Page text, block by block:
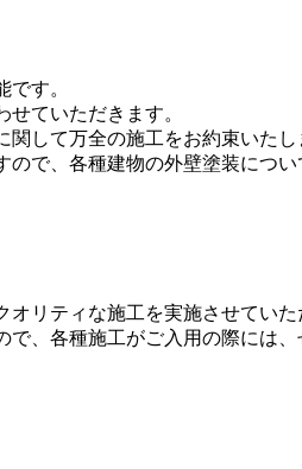
す。
ていただきます。
して万全の施工をお約束いたし
で、各種建物の外壁塗装につ
リティな施工を実施させていた
、各種施工がご入用の際には